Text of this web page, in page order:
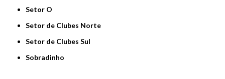
Setor O
Setor de Clubes Norte
Setor de Clubes Sul
Sobradinho